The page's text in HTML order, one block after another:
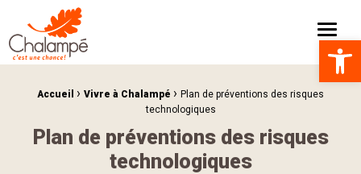
Ouvrir
Mairie de Chalampé C'est une chance !
Menu
Fil d'Ariane :
Accueil › Vivre à Chalampé › Plan de préventions des risques
technologiques
Plan de préventions des risques
technologiques